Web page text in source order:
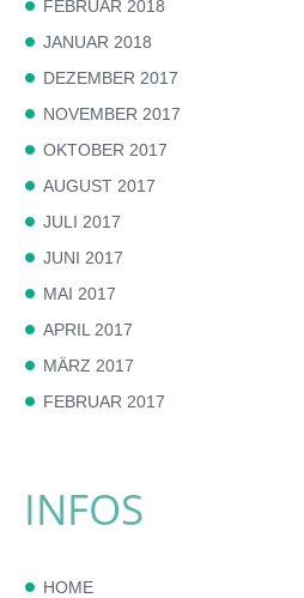
FEBRUAR 2018
JANUAR 2018
DEZEMBER 2017
NOVEMBER 2017
OKTOBER 2017
AUGUST 2017
JULI 2017
JUNI 2017
MAI 2017
APRIL 2017
MÄRZ 2017
FEBRUAR 2017
INFOS
HOME